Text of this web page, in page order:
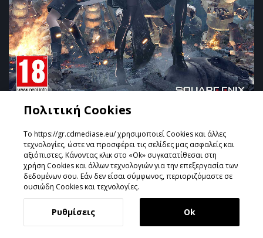
Ημερομηνία Κυκλοφορίας: Μαρ 10, 2017
Το Nier Automata είναι μια νέα ματιά στα παιχνίδια ρόλων
(RPG) που αναμιγνύει εκρηκτική δράση με εντυπωσιακή
ιστορία. Είναι η πολυαναμενόμενη συνέχεια του NIER® που
κυκλοφόρησε το 2010.Εισβολείς από έ...
Πολιτική Cookies
Το https://gr.cdmediase.eu/ χρησιμοποιεί Cookies και άλλες
τεχνολογίες, ώστε να προσφέρει τις σελίδες μας ασφαλείς και
αξιόπιστες. Κάνοντας κλικ στο «Ok» συγκατατίθεσαι στη
χρήση Cookies και άλλων τεχνολογιών για την επεξεργασία των
δεδομένων σου. Εάν δεν είσαι σύμφωνος, περιοριζόμαστε σε
ουσιώδη Cookies και τεχνολογίες.
Ρυθμίσεις Ok